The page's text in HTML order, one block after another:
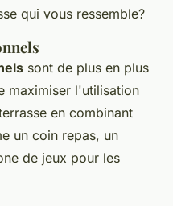
qui vous ressemble?
sont de plus en plus
maximiser l'utilisation
en combinant
un coin repas, un
de jeux pour les